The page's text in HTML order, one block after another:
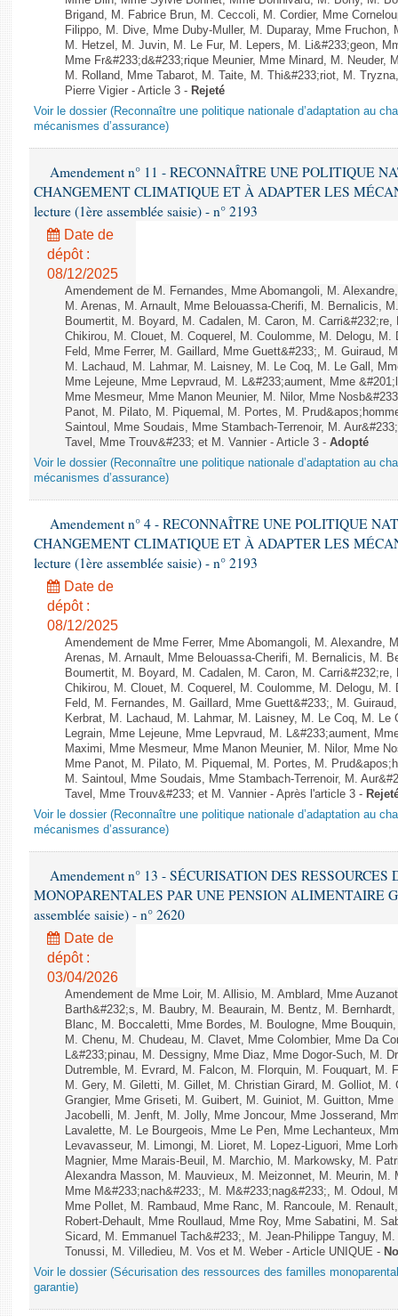
Brigand, M. Fabrice Brun, M. Ceccoli, M. Cordier, Mme
Filippo, M. Dive, Mme Duby-Muller, M. Duparay, Mme
M. Hetzel, M. Juvin, M. Le Fur, M. Lepers, M. Li&#233;geon,
Mme Fr&#233;d&#233;rique Meunier, Mme Minard, M. Neuder,
M. Rolland, Mme Tabarot, M. Taite, M. Thi&#233;riot, M.
Pierre Vigier - Article 3 - Rejeté
Voir le dossier (Reconnaître une politique nationale d’adaptation au
mécanismes d’assurance)
Amendement n° 11 - RECONNAÎTRE UNE POLITIQUE
CHANGEMENT CLIMATIQUE ET À ADAPTER LES
lecture (1ère assemblée saisie) - n° 2193
Date de
dépôt :
08/12/2025
Amendement de M. Fernandes, Mme Abomangoli, M.
M. Arenas, M. Arnault, Mme Belouassa-Cherifi, M. Bernalicis,
Boumertit, M. Boyard, M. Cadalen, M. Caron, M.
Chikirou, M. Clouet, M. Coquerel, M. Coulomme, M. Delogu, M.
Feld, Mme Ferrer, M. Gaillard, Mme Guett&#233;, M. Guiraud,
M. Lachaud, M. Lahmar, M. Laisney, M. Le Coq, M. Le Gall,
Mme Lejeune, Mme Lepvraud, M. L&#233;aument, Mme
Mme Mesmeur, Mme Manon Meunier, M. Nilor, Mme
Panot, M. Pilato, M. Piquemal, M. Portes, M.
Saintoul, Mme Soudais, Mme Stambach-Terrenoir, M.
Tavel, Mme Trouv&#233; et M. Vannier - Article 3 - Adopté
Voir le dossier (Reconnaître une politique nationale d’adaptation au
mécanismes d’assurance)
Amendement n° 4 - RECONNAÎTRE UNE POLITIQUE
CHANGEMENT CLIMATIQUE ET À ADAPTER LES
lecture (1ère assemblée saisie) - n° 2193
Date de
dépôt :
08/12/2025
Amendement de Mme Ferrer, Mme Abomangoli, M. Alexandre,
Arenas, M. Arnault, Mme Belouassa-Cherifi, M. Bernalicis, M.
Boumertit, M. Boyard, M. Cadalen, M. Caron, M.
Chikirou, M. Clouet, M. Coquerel, M. Coulomme, M. Delogu, M.
Feld, M. Fernandes, M. Gaillard, Mme Guett&#233;, M.
Kerbrat, M. Lachaud, M. Lahmar, M. Laisney, M. Le Coq, M. Le
Legrain, Mme Lejeune, Mme Lepvraud, M. L&#233;aument,
Maximi, Mme Mesmeur, Mme Manon Meunier, M. Nilor, Mme
Mme Panot, M. Pilato, M. Piquemal, M. Portes, M.
M. Saintoul, Mme Soudais, Mme Stambach-Terrenoir, M.
Tavel, Mme Trouv&#233; et M. Vannier - Après l'article 3 -
Voir le dossier (Reconnaître une politique nationale d’adaptation au
mécanismes d’assurance)
Amendement n° 13 - SÉCURISATION DES
MONOPARENTALES PAR UNE PENSION ALIMENTAIRE
assemblée saisie) - n° 2620
Date de
dépôt :
03/04/2026
Amendement de Mme Loir, M. Allisio, M. Amblard, Mme
Barth&#232;s, M. Baubry, M. Beaurain, M. Bentz, M.
Blanc, M. Boccaletti, Mme Bordes, M. Boulogne, Mme
M. Chenu, M. Chudeau, M. Clavet, Mme Colombier, Mme Da
L&#233;pinau, M. Dessigny, Mme Diaz, Mme Dogor-Such, M.
Dutremble, M. Evrard, M. Falcon, M. Florquin, M. Fouquart, M.
M. Gery, M. Giletti, M. Gillet, M. Christian Girard, M. Golliot, M.
Grangier, Mme Griseti, M. Guibert, M. Guiniot, M. Guitton,
Jacobelli, M. Jenft, M. Jolly, Mme Joncour, Mme Josserand,
Lavalette, M. Le Bourgeois, Mme Le Pen, Mme Lechanteux,
Levavasseur, M. Limongi, M. Lioret, M. Lopez-Liguori, Mme
Magnier, Mme Marais-Beuil, M. Marchio, M. Markowsky, M.
Alexandra Masson, M. Mauvieux, M. Meizonnet, M. Meurin, M.
Mme M&#233;nach&#233;, M. M&#233;nag&#233;, M. Odoul,
Mme Pollet, M. Rambaud, Mme Ranc, M. Rancoule, M.
Robert-Dehault, Mme Roullaud, Mme Roy, Mme Sabatini, M.
Sicard, M. Emmanuel Tach&#233;, M. Jean-Philippe Tanguy,
Tonussi, M. Villedieu, M. Vos et M. Weber - Article UNIQUE -
Voir le dossier (Sécurisation des ressources des familles
garantie)